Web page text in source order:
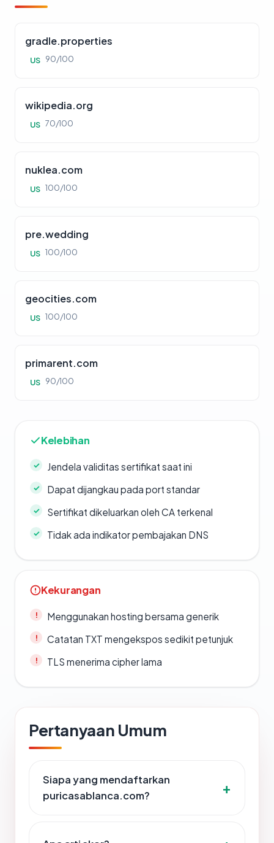
gradle.properties
US 90/100
wikipedia.org
US 70/100
nuklea.com
US 100/100
pre.wedding
US 100/100
geocities.com
US 100/100
primarent.com
US 90/100
Kelebihan
Jendela validitas sertifikat saat ini
Dapat dijangkau pada port standar
Sertifikat dikeluarkan oleh CA terkenal
Tidak ada indikator pembajakan DNS
Kekurangan
Menggunakan hosting bersama generik
Catatan TXT mengekspos sedikit petunjuk
TLS menerima cipher lama
Pertanyaan Umum
Siapa yang mendaftarkan
puricasablanca.com?